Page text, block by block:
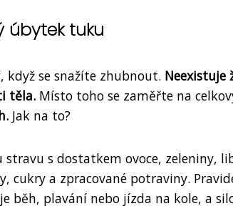
úbytek tuku
když se snažíte zhubnout. Neexistuje
těla. Místo toho se zaměřte na
Jak na to?
stravu s dostatkem ovoce, zeleniny,
cukry a zpracované potraviny.
běh, plavání nebo jízda na kole, a